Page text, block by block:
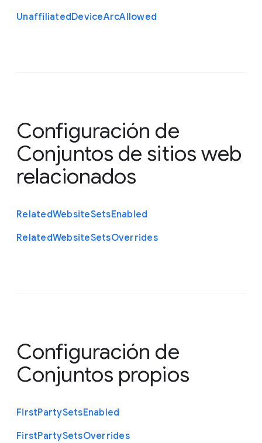
UnaffiliatedDeviceArcAllowed
Configuración de
Conjuntos de sitios web
relacionados
RelatedWebsiteSetsEnabled
RelatedWebsiteSetsOverrides
Configuración de
Conjuntos propios
FirstPartySetsEnabled
FirstPartySetsOverrides